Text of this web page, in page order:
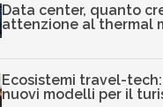
Data center, quanto
attenzione al thermal
Ecosistemi travel-
nuovi modelli per il